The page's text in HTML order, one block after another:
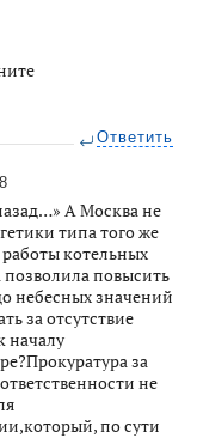
Ответить
А Москва не
типа того же
котельных
повысить
небесных значений
за отсутствие
началу
за
не
по сути